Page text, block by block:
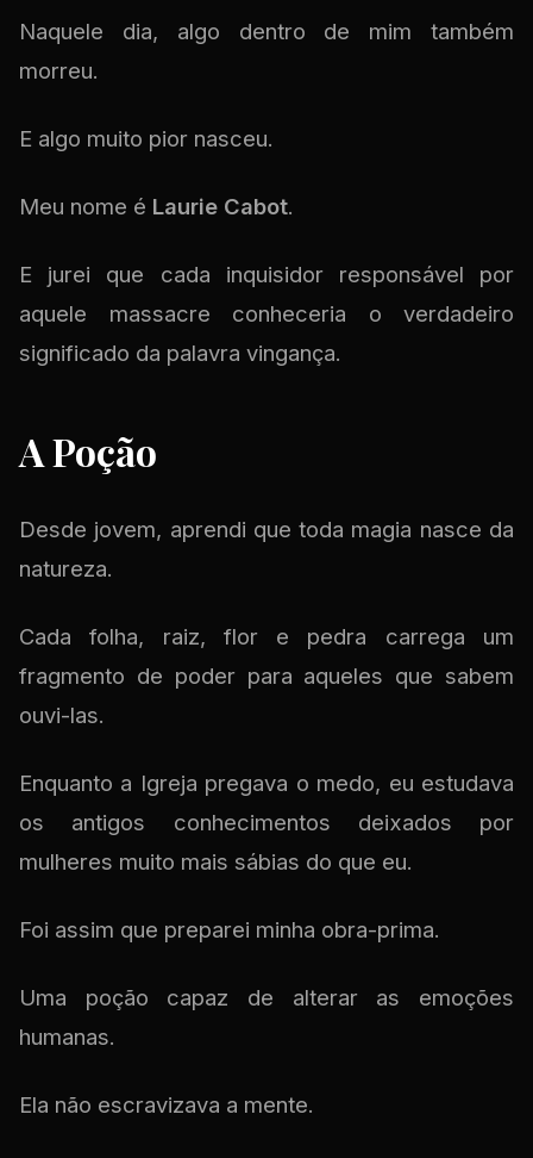
Naquele dia, algo dentro de mim também
morreu.
E algo muito pior nasceu.
Meu nome é Laurie Cabot.
E jurei que cada inquisidor responsável por
aquele massacre conheceria o verdadeiro
significado da palavra vingança.
A Poção
Desde jovem, aprendi que toda magia nasce da
natureza.
Cada folha, raiz, flor e pedra carrega um
fragmento de poder para aqueles que sabem
ouvi-las.
Enquanto a Igreja pregava o medo, eu estudava
os antigos conhecimentos deixados por
mulheres muito mais sábias do que eu.
Foi assim que preparei minha obra-prima.
Uma poção capaz de alterar as emoções
humanas.
Ela não escravizava a mente.